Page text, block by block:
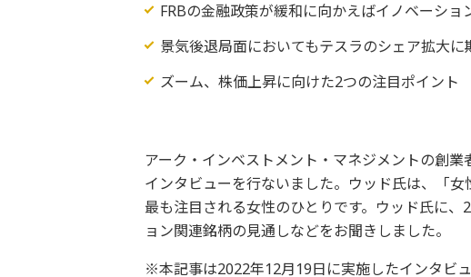
FRBの金融政策が緩和に向かえばイノベーショ
景気後退局面においてもテスラのシェア拡大に
ズーム、株価上昇に向けた2つの注目ポイント
アーク・インベストメント・マネジメントの創
インタビューを行ないました。ウッド氏は、「
最も注目される女性のひとりです。ウッド氏に
ョン関連銘柄の見通しなどをお聞きしました。
※本記事は2022年12月19日に実施したインタビ